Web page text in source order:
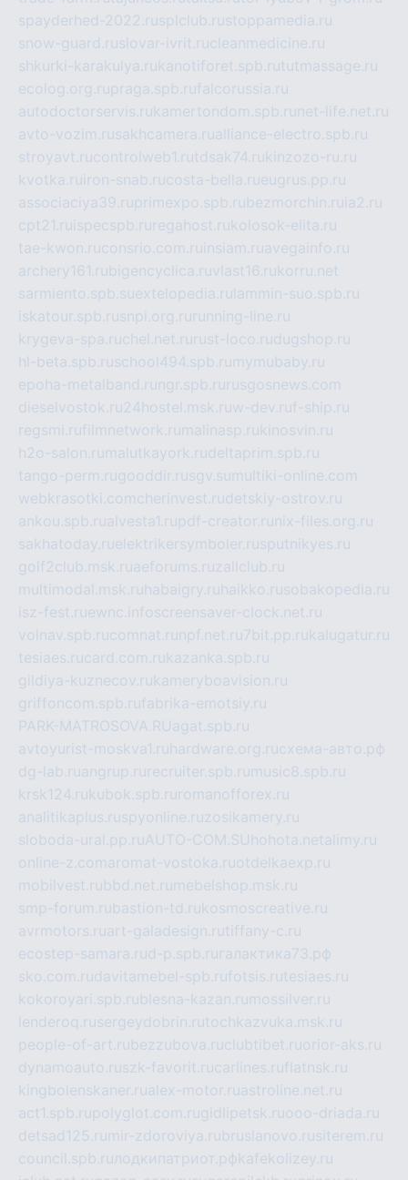
spayderhed-2022.rusplclub.rustoppamedia.ru
snow-guard.ruslovar-ivrit.rucleanmedicine.ru
shkurki-karakulya.rukanotiforet.spb.rututmassage.ru
ecolog.org.rupraga.spb.rufalcorussia.ru
autodoctorservis.rukamertondom.spb.ru net-life.net.ru
avto-vozim.rusakhcamera.rualliance-electro.spb.ru
stroyavt.rucontrolweb1.rutdsak74.rukinzozo-ru.ru
kvotka.ru iron-snab.rucosta-bella.rueugrus.pp.ru
associaciya39.ruprimexpo.spb.rubezmorchin.ru ia2.ru
cpt21.ru ispecspb.ru regahost.rukolosok-elita.ru
tae-kwon.ruconsrio.com.ru insiam.ruavegainfo.ru
archery161.rubigencyclica.ruvlast16.rukorru.net
sarmiento.spb.suextelopedia.ru lammin-suo.spb.ru
iskatour.spb.rusnpi.org.ru running-line.ru
krygeva-spa.ruchel.net.ru rust-loco.rudugshop.ru
hl-beta.spb.ruschool494.spb.ru mymubaby.ru
epoha-metalband.ru ngr.spb.ru rusgosnews.com
dieselvostok.ru24hostel.msk.ruw-dev.ruf-ship.ru
regsmi.rufilmnetwork.ru malinasp.rukinosvin.ru
h2o-salon.ru malutkayork.rudeltaprim.spb.ru
tango-perm.rugooddir.rusgv.su multiki-online.com
webkrasotki.comcherinvest.rudetskiy-ostrov.ru
ankou.spb.rualvesta1.rupdf-creator.ru nix-files.org.ru
sakhatoday.ruelektrikersymboler.rusputnikyes.ru
golf2club.msk.ruaeforums.ruzallclub.ru
multimodal.msk.ru habaigry.ru haikko.rusobakopedia.ru
isz-fest.ruewnc.infoscreensaver-clock.net.ru
volnav.spb.rucomnat.ru npf.net.ru 7bit.pp.rukalugatur.ru
tesiaes.rucard.com.rukazanka.spb.ru
gildiya-kuznecov.rukameryboavision.ru
griffoncom.spb.rufabrika-emotsiy.ru
PARK-MATROSOVA.RUagat.spb.ru
avtoyurist-moskva1.ru hardware.org.ruсхема-авто.рф
dg-lab.ruangrup.ru recruiter.spb.ru music8.spb.ru
krsk124.rukubok.spb.ru romanofforex.ru
analitikaplus.ruspyonline.ruzosikamery.ru
sloboda-ural.pp.ruAUTO-COM.SU hohota.net alimy.ru
online-z.comaromat-vostoka.ruotdelkaexp.ru
mobilvest.rubbd.net.ru mebelshop.msk.ru
smp-forum.rubastion-td.rukosmoscreative.ru
avrmotors.ruart-galadesign.rutiffany-c.ru
ecostep-samara.rud-p.spb.ru галактика73.рф
sko.com.rudavitamebel-spb.rufotsis.rutesiaes.ru
kokoroyari.spb.rublesna-kazan.ru mossilver.ru
lenderoq.rusergeydobrin.rutochkazvuka.msk.ru
people-of-art.rubezzubova.ruclubtibet.ruorior-aks.ru
dynamoauto.ruszk-favorit.rucarlines.ruflatnsk.ru
kingbolenskaner.rualex-motor.ruastroline.net.ru
act1.spb.rupolyglot.com.rugidlipetsk.ruooo-driada.ru
detsad125.ru mir-zdoroviya.rubruslanovo.rusiterem.ru
council.spb.ruлодкипатриот.рфkafekolizey.ru